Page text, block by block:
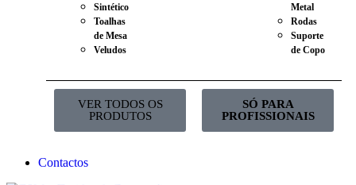
Sintético
Toalhas
de Mesa
Veludos
Metal
Rodas
Suporte
de Copo
VER TODOS OS
PRODUTOS
SÓ PARA
PROFISSIONAIS
Contactos